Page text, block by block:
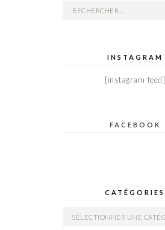
Rechercher :
INSTAGRAM
[instagram-feed]
FACEBOOK
CATÉGORIES
Catégories